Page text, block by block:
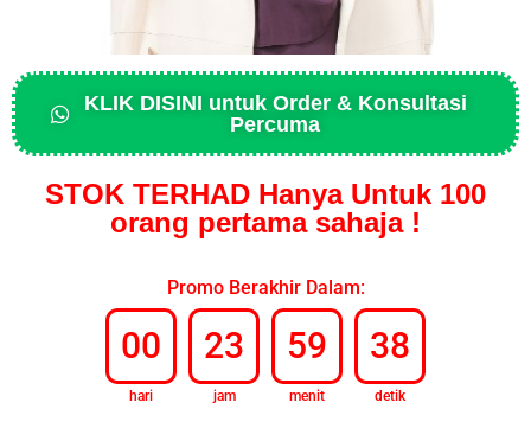
KLIK DISINI untuk Order & Konsultasi
Percuma
STOK TERHAD Hanya Untuk 100
orang pertama sahaja !
Promo Berakhir Dalam:
00
hari
23
jam
59
menit
36
detik